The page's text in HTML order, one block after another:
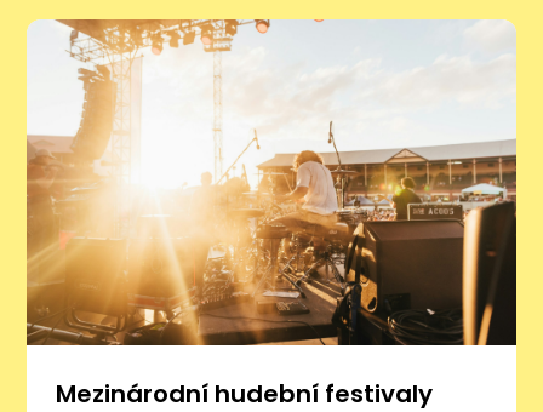
Mezinárodní hudební festivaly